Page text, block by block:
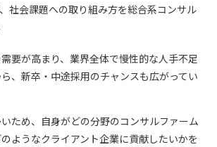
社会課題への取り組み方を総合系コンサル
要が高まり、業界全体で慢性的な人手不足
、新卒・中途採用のチャンスも広がってい
ため、自身がどの分野のコンサルファーム
ようなクライアント企業に貢献したいかを